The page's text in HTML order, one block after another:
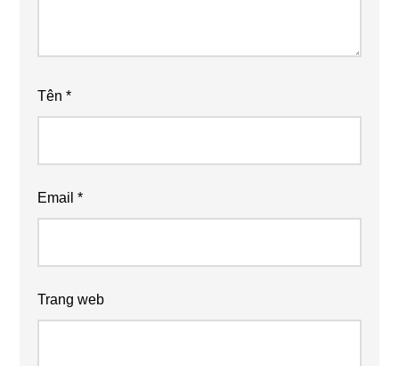
Tên*
Email*
Trang web